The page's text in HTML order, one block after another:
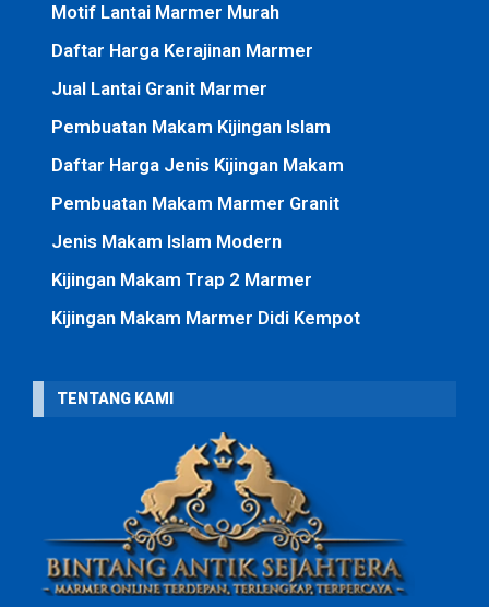
Motif Lantai Marmer Murah
Daftar Harga Kerajinan Marmer
Jual Lantai Granit Marmer
Pembuatan Makam Kijingan Islam
Daftar Harga Jenis Kijingan Makam
Pembuatan Makam Marmer Granit
Jenis Makam Islam Modern
Kijingan Makam Trap 2 Marmer
Kijingan Makam Marmer Didi Kempot
TENTANG KAMI